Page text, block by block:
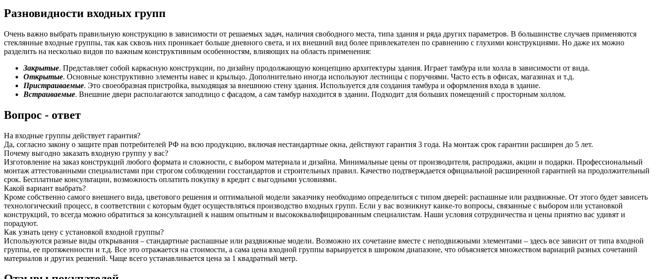
Разновидности входных групп
Очень важно выбрать правильную конструкцию в зависимости от решаемых задач, наличия свободного места, типа здания и ряда других параметров. В большинстве случаев применяются
стеклянные входные группы, так как сквозь них проникает больше дневного света, и их внешний вид более привлекателен по сравнению с глухими конструкциями. Но даже их можно
разделить на несколько видов по важным конструктивным особенностям, влияющих на область применения:
Закрытые. Представляет собой каркасную конструкции, по дизайну продолжающую концепцию архитектуры здания. Играет тамбура или холла в зависимости от вида.
Открытые. Основные конструктивно элементы навес и крыльцо. Дополнительно иногда используют лестницы с поручнями. Часто есть в офисах, магазинах и т.д.
Пристраиваемые. Это своеобразная пристройка, выходящая за внешнюю стену здания. Используется для создания тамбура и оформления входа в здание.
Встраиваемые. Внешние двери располагаются заподлицо с фасадом, а сам тамбур находится в здании. Подходит для больших помещений с просторным холлом.
Вопрос - ответ
На входные группы действует гарантия?
Да, согласно закону о защите прав потребителей РФ на всю продукцию, включая нестандартные окна, действуют гарантия 3 года. На монтаж срок гарантии расширен до 5 лет.
Почему выгодно заказать входную группу у вас?
Изготовление на заказ конструкций любого формата и сложности, с выбором материала и дизайна. Минимальные цены от производителя, распродажи, акции и подарки. Профессиональный
монтаж аттестованными специалистами при строгом соблюдении госстандартов и строительных правил. Качество подтверждается официальной расширенной гарантией на продолжительный
срок. Бесплатные консультации, возможность оплатить покупку в кредит с выгодными условиями.
Какой вариант выбрать?
Кроме собственно самого внешнего вида, цветового решения и оптимальной модели заказчику необходимо определиться с типом дверей: распашные или раздвижные. От этого будет зависеть
технологический процесс, в соответствии с которым будет осуществляться производство входных групп. Если у вас возникнут каике-то вопросы, связанные с выбором или установкой
конструкций, то всегда можно обратиться за консультацией к нашим опытным и высококвалифицированным специалистам. Наши условия сотрудничества и цены приятно вас удивят и
порадуют.
Как узнать цену с установкой входной группы?
Используются разные виды открывания – стандартные распашные или раздвижные модели. Возможно их сочетание вместе с неподвижными элементами – здесь все зависит от типа входной
группы, ее протяженности и т.д. Все это отражается на стоимости, а сама цена входной группы варьируется в широком диапазоне, что объясняется множеством вариаций разных сочетаний
материалов и других решений. Чаще всего устанавливается цена за 1 квадратный метр.